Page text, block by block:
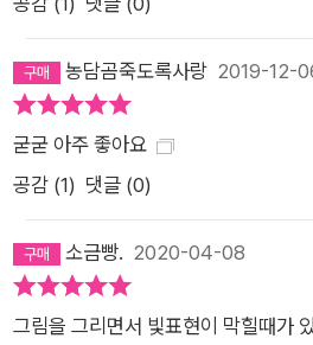
농담곰죽도록사랑 2019-12-
굳굳 아주 좋아요
공감 (1) 댓글 (0)
소금빵. 2020-04-08
그림을 그리면서 빛표현이 막힐때가